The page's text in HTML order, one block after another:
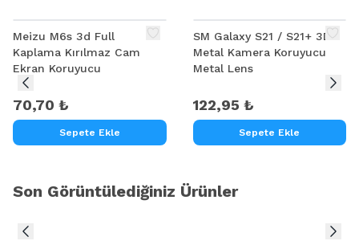
Meizu M6s 3d Full
Kaplama Kırılmaz Cam
Ekran Koruyucu
70,70 ₺
Sepete Ekle
SM Galaxy S21 / S21+ 3D
Metal Kamera Koruyucu
Metal Lens
122,95 ₺
Sepete Ekle
Son Görüntülediğiniz Ürünler